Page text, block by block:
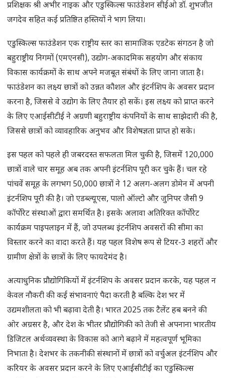
प्रशिक्षक श्री अभीर नाइक और एडुस्किल्स फाउंडेशन सीईओ डॉ. शुभजीत
जगदेव सहित कई प्रतिष्ठित हस्तियों ने भाग लिया।
एडुस्किल्स फाउंडेशन एक राष्ट्रीय स्तर का सामाजिक एडटेक संगठन है जो
बहुराष्ट्रीय निगमों (एमएनसी), उद्योग-अकादमिक सहयोग और संकाय
विकास कार्यक्रमों के साथ अपने मजबूत संबंधों के लिए जाना जाता है।
फाउंडेशन का लक्ष्य छात्रों को उन्नत कौशल और इंटर्नशिप के अवसर प्रदान
करना है, जिससे वे उद्योग के लिए तैयार हो सकें। इस लक्ष्य को प्राप्त करने
के लिए एआईसीटीई ने अग्रणी बहुराष्ट्रीय कंपनियों के साथ साझेदारी की है,
जिससे छात्रों को व्यावहारिक अनुभव और विशेषज्ञता प्राप्त हो सके।
इस पहल को पहले ही जबरदस्त सफलता मिल चुकी है, जिसमें 120,000
छात्रों वाले चार समूह अब तक अपनी इंटर्नशिप पूरी कर चुके हैं। चल रहे
पांचवें समूह के लगभग 50,000 छात्रों ने 12 अलग-अलग डोमेन में अपनी
इंटर्नशिप पूरी की है। जो एडब्ल्यूएस, पालो ऑल्टो और जुनिपर जैसी 9
कॉर्पोरेट संस्थाओं द्वारा समर्थित है। इसके अलावा अतिरिक्त कॉर्पोरेट
कार्यक्रम पाइपलाइन में हैं, जो उपलब्ध इंटर्नशिप अवसरों की सीमा का
विस्तार करने का वादा करते हैं। यह पहल विशेष रूप से टियर-3 शहरों और
ग्रामीण क्षेत्रों के छात्रों के लिए फायदेमंद है।
अत्याधुनिक प्रौद्योगिकियों में इंटर्नशिप के अवसर प्रदान करके, यह पहल न
केवल नौकरी की कई संभावनाएं पैदा करती है बल्कि देश भर में
उद्यमशीलता को भी बढ़ावा देती है। भारत 2025 तक टैलेंट हब बनने की
ओर अग्रसर है, और देश के भीतर प्रौद्योगिकी को तेजी से अपनाना भारतीय
डिजिटल अर्थव्यवस्था के विकास को आगे बढ़ाने में महत्वपूर्ण भूमिका
निभाता है। देशभर के तकनीकी संस्थानों में छात्रों को वर्चुअल इंटर्नशिप और
करियर के अवसर प्रदान करने के लिए एआईसीटीई का एडुस्किल्स